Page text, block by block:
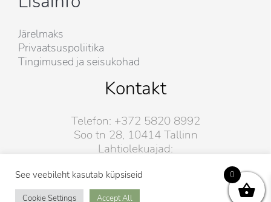
Järelmaks
Privaatsuspoliitika
Tingimused ja seisukohad
Kontakt
Telefon: +372 5820 8992
Soo tn 28, 10414 Tallinn
Lahtiolekuajad:
L-P: 10-17.
See veebileht kasutab küpsiseid
Cookie Settings Accept All
0